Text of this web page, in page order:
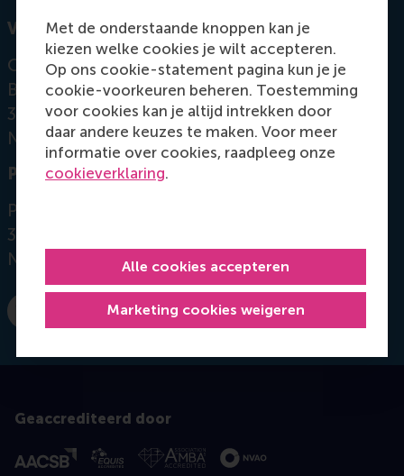
Met de onderstaande knoppen kan je
kiezen welke cookies je wilt accepteren.
Op ons cookie-statement pagina kun je je
cookie-voorkeuren beheren. Toestemming
voor cookies kan je altijd intrekken door
daar andere keuzes te maken. Voor meer
informatie over cookies, raadpleeg onze
cookieverklaring.
Marketing cookies weigeren
Alle cookies accepteren
Visiting address
Office: Mandeville Building T07-03
Burgemeester Oudlaan 50
3062 PA Rotterdam
Netherlands
Postal address
Postbus 1738
3000 DR
Netherlands
Bel +31 10 4082628
E-mail tmom@rsm.nl
Geaccrediteerd door